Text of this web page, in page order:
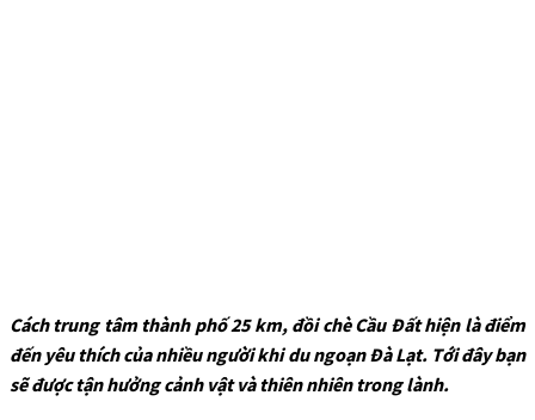
Cách trung tâm thành phố 25 km, đồi chè Cầu Đất hiện là điểm
đến yêu thích của nhiều người khi du ngoạn Đà Lạt. Tới đây bạn
sẽ được tận hưởng cảnh vật và thiên nhiên trong lành.